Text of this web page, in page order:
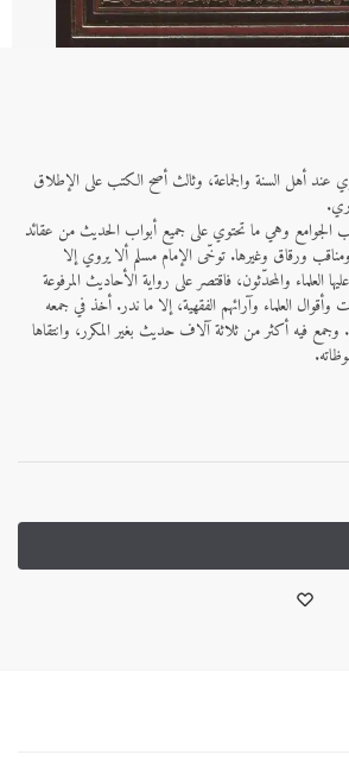
أهل السنة والجماعة، وثالث أصح الكتب على الإطلاق
الجوامع وهي ما تحتوي على جميع أبواب الحديث من عقائد
ورقاق وغيرها. توخّى الإمام مسلم ألا يروي إلا
العلماء والمحدّثون، فاقتصر على رواية الأحاديث المرفوعة
وأقوال العلماء وآرائهم الفقهية، إلا ما ندر. أخذ في جمعه
فيه أكثر من ثلاثة آلاف حديث بغير المكرر، وانتقاها